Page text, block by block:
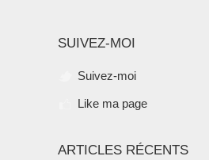
SUIVEZ-MOI
Suivez-moi
Like ma page
ARTICLES RÉCENTS